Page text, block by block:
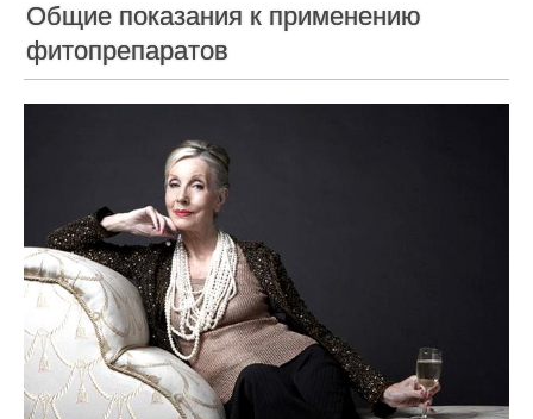
Общие показания к применению
фитопрепаратов